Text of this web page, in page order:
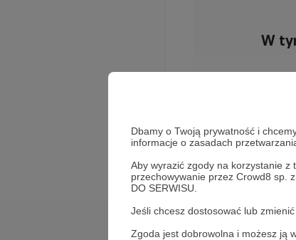
Dbamy o Twoją prywatność i
informacje o zasadach
Aby wyrazić zgody na korzystanie
przechowywanie przez Crowd8 sp.
DO SERWISU.
Jeśli chcesz dostosować lub
Zgoda jest dobrowolna i możesz ją
W
Rozwiń opis